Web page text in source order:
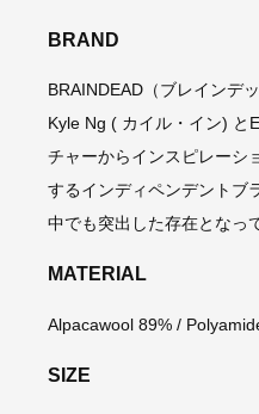
BRAND
BRAINDEAD（ブレインデッ
Kyle Ng ( カイル・イン) と
チャーからインスピレーシ
するインディペンデントブ
中でも突出した存在となっ
MATERIAL
Alpacawool 89% /
SIZE